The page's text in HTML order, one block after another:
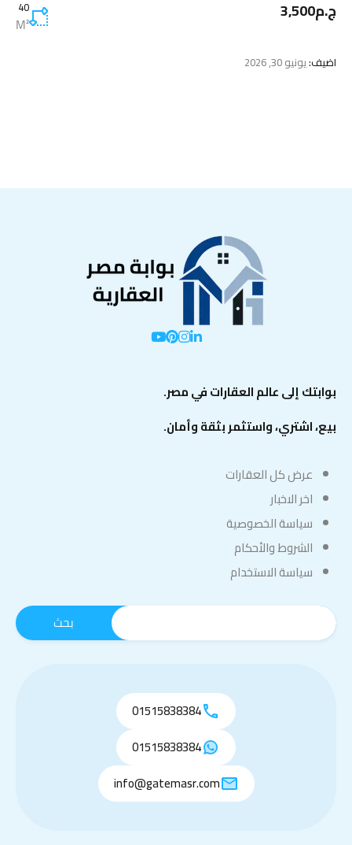
ج.م3,500 40
M²
اضيف:يونيو 30, 2026
بوابتك إلى عالم العقارات في مصر.
بيع، اشتري، واستثمر بثقة وأمان.
عرض كل العقارات
اخر الاخبار
سياسة الخصوصية
الشروط والأحكام
سياسة الاستخدام
01515838384
01515838384
info@gatemasr.com